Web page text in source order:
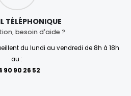
TÉLÉPHONIQUE
besoin d'aide ?
du lundi au vendredi de 8h à 18h
au :
90 90 26 52